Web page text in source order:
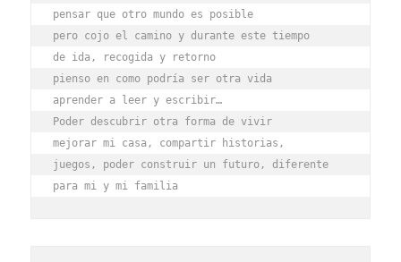
pensar que otro mundo es posible
pero cojo el camino y durante este tiempo
de ida, recogida y retorno
pienso en como podría ser otra vida
aprender a leer y escribir…
Poder descubrir otra forma de vivir
mejorar mi casa, compartir historias,
juegos, poder construir un futuro, diferente
para mi y mi familia